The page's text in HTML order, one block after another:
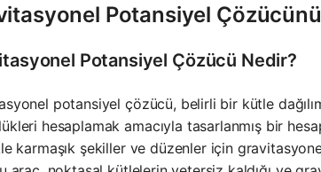
Potansiyel
Potansiyel Çözücü Nedir?
potansiyel çözücü, belirli bir kütle
hesaplamak amacıyla tasarlanmış bir
karmaşık şekiller ve düzenler için